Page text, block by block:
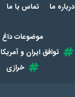
درباره ما تماس با ما
موضوعات داغ
توافق ایران و آمریکا
خرازی